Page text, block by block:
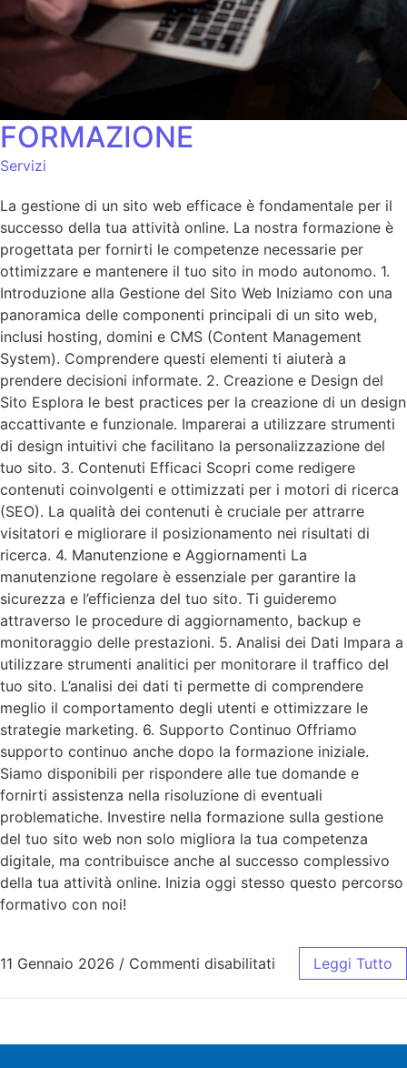
FORMAZIONE
Servizi
La gestione di un sito web efficace è fondamentale per il
successo della tua attività online. La nostra formazione è
progettata per fornirti le competenze necessarie per
ottimizzare e mantenere il tuo sito in modo autonomo. 1.
Introduzione alla Gestione del Sito Web Iniziamo con una
panoramica delle componenti principali di un sito web,
inclusi hosting, domini e CMS (Content Management
System). Comprendere questi elementi ti aiuterà a
prendere decisioni informate. 2. Creazione e Design del
Sito Esplora le best practices per la creazione di un design
accattivante e funzionale. Imparerai a utilizzare strumenti
di design intuitivi che facilitano la personalizzazione del
tuo sito. 3. Contenuti Efficaci Scopri come redigere
contenuti coinvolgenti e ottimizzati per i motori di ricerca
(SEO). La qualità dei contenuti è cruciale per attrarre
visitatori e migliorare il posizionamento nei risultati di
ricerca. 4. Manutenzione e Aggiornamenti La
manutenzione regolare è essenziale per garantire la
sicurezza e l’efficienza del tuo sito. Ti guideremo
attraverso le procedure di aggiornamento, backup e
monitoraggio delle prestazioni. 5. Analisi dei Dati Impara a
utilizzare strumenti analitici per monitorare il traffico del
tuo sito. L’analisi dei dati ti permette di comprendere
meglio il comportamento degli utenti e ottimizzare le
strategie marketing. 6. Supporto Continuo Offriamo
supporto continuo anche dopo la formazione iniziale.
Siamo disponibili per rispondere alle tue domande e
fornirti assistenza nella risoluzione di eventuali
problematiche. Investire nella formazione sulla gestione
del tuo sito web non solo migliora la tua competenza
digitale, ma contribuisce anche al successo complessivo
della tua attività online. Inizia oggi stesso questo percorso
formativo con noi!
11 Gennaio 2026 / Commenti disabilitati Leggi Tutto